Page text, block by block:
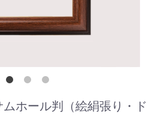
ホール判（絵絹張り・ド